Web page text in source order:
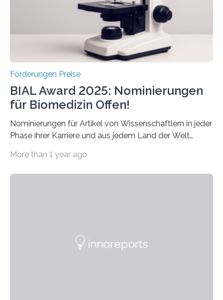
werden soll eine herausragende Doktorarbeit oder eine
hochrangige wissenschaftliche Publikation zum Thema
Förderungen Preise
BIAL Award 2025: Nominierungen
für Biomedizin Offen!
Nominierungen für Artikel von Wissenschaftlern in jeder
Phase ihrer Karriere und aus jedem Land der Welt
Leben gerufen, um die bemerkenswertesten
Foundation, des BIAL Award in Biomedicine ist in
More than 1 year ago